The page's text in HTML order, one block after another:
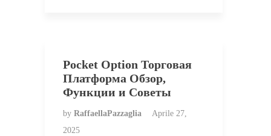
Pocket Option Торговая
Платформа Обзор,
Функции и Советы
by RaffaellaPazzaglia
Aprile 27,
2025